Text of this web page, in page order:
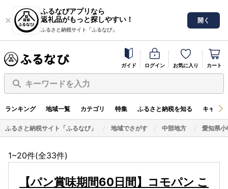
ふるなびアプリなら
返礼品がもっと探しやすい！
ふるさと納税サイト「ふるなび」
開く
ガイド ログイン お気に入り カート
キーワードを入力
ランキング 地域一覧 カテゴリ 特集 ふるさと納税を知る キャン
ふるさと納税サイト「ふるなび」 地域でさがす 中部地方 愛知県小
1~20件(全33件)
【パン賞味期間60日間】コモパン こ